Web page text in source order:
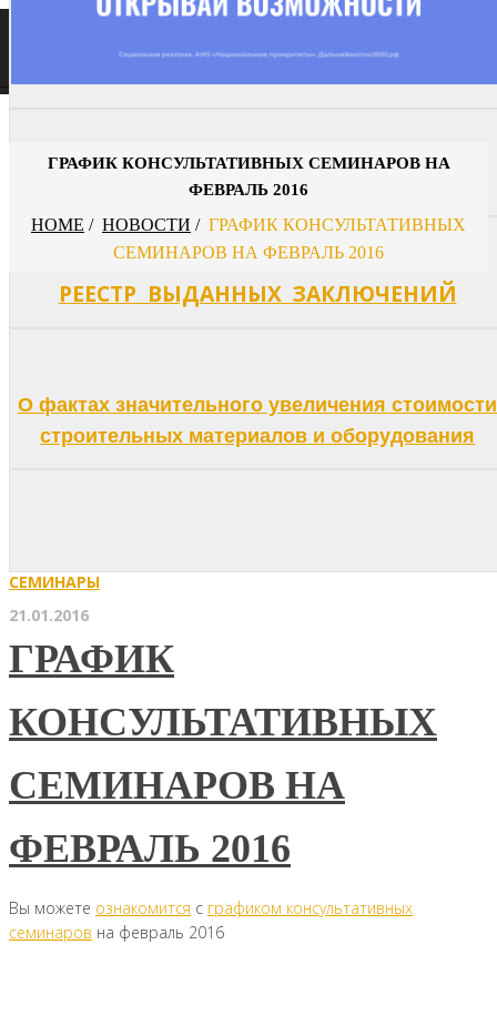
ГРАФИК КОНСУЛЬТАТИВНЫХ СЕМИНАРОВ НА
ФЕВРАЛЬ 2016
HOME / НОВОСТИ / ГРАФИК КОНСУЛЬТАТИВНЫХ
СЕМИНАРОВ НА ФЕВРАЛЬ 2016
ВАКАНСИИ
РЕЕСТР ВЫДАННЫХ ЗАКЛЮЧЕНИЙ
О фактах значительного увеличения стоимости
строительных материалов и оборудования
СЕМИНАРЫ
21.01.2016
ГРАФИК
КОНСУЛЬТАТИВНЫХ
СЕМИНАРОВ НА
ФЕВРАЛЬ 2016
Вы можете ознакомится с графиком консультативных
семинаров на февраль 2016